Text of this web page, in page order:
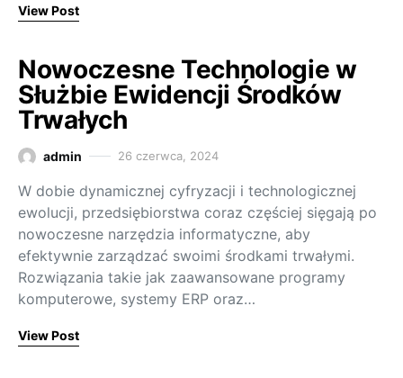
View Post
Nowoczesne Technologie w
Służbie Ewidencji Środków
Trwałych
admin 26 czerwca, 2024
W dobie dynamicznej cyfryzacji i technologicznej
ewolucji, przedsiębiorstwa coraz częściej sięgają po
nowoczesne narzędzia informatyczne, aby
efektywnie zarządzać swoimi środkami trwałymi.
Rozwiązania takie jak zaawansowane programy
komputerowe, systemy ERP oraz…
View Post